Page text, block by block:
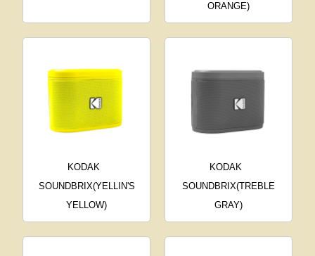
ORANGE)
KODAK
SOUNDBRIX(YELLIN'S
YELLOW)
KODAK
SOUNDBRIX(TREBLE
GRAY)